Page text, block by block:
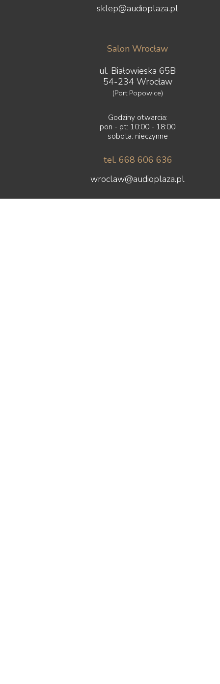
sklep@audioplaza.pl
Salon Wrocław
ul. Białowieska 65B
54-234 Wrocław
(Port Popowice)
Godziny otwarcia:
pon - pt: 10:00 - 18:00
sobota: nieczynne
tel. 668 606 636
wroclaw@audioplaza.pl